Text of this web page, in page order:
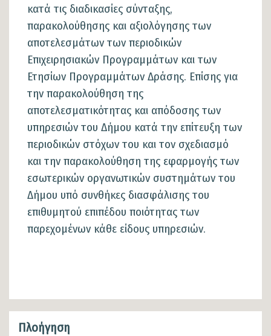
κατά τις διαδικασίες σύνταξης,
παρακολούθησης και αξιολόγησης των
αποτελεσμάτων των περιοδικών
Επιχειρησιακών Προγραμμάτων και των
Ετησίων Προγραμμάτων Δράσης. Επίσης για
την παρακολούθηση της
αποτελεσματικότητας και απόδοσης των
υπηρεσιών του Δήμου κατά την επίτευξη των
περιοδικών στόχων του και τον σχεδιασμό
και την παρακολούθηση της εφαρμογής των
εσωτερικών οργανωτικών συστημάτων του
Δήμου υπό συνθήκες διασφάλισης του
επιθυμητού επιπέδου ποιότητας των
παρεχομένων κάθε είδους υπηρεσιών.
Πλοήγηση